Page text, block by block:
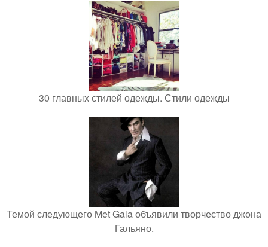
30 главных стилей одежды. Стили одежды
Темой следующего Met Gala объявили творчество джона
Гальяно.